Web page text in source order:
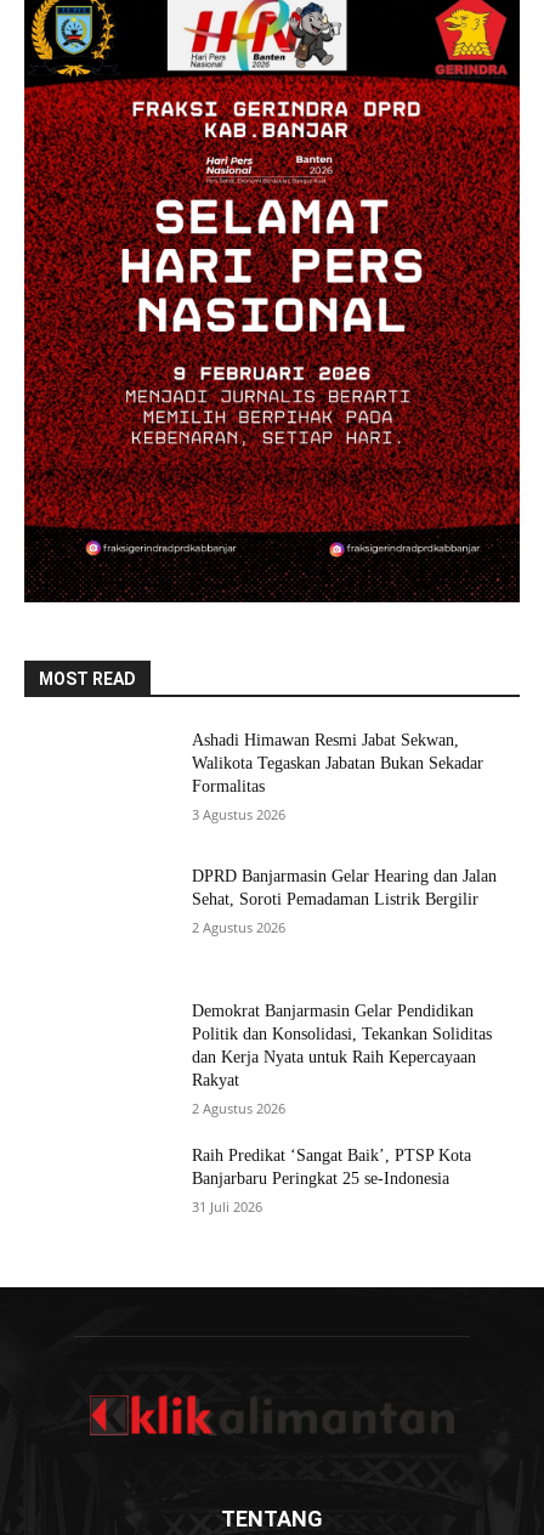
MOST READ
Ashadi Himawan Resmi Jabat Sekwan,
Walikota Tegaskan Jabatan Bukan Sekadar
Formalitas
3 Agustus 2026
DPRD Banjarmasin Gelar Hearing dan Jalan
Sehat, Soroti Pemadaman Listrik Bergilir
2 Agustus 2026
Demokrat Banjarmasin Gelar Pendidikan
Politik dan Konsolidasi, Tekankan Soliditas
dan Kerja Nyata untuk Raih Kepercayaan
Rakyat
2 Agustus 2026
Raih Predikat ‘Sangat Baik’, PTSP Kota
Banjarbaru Peringkat 25 se-Indonesia
31 Juli 2026
TENTANG